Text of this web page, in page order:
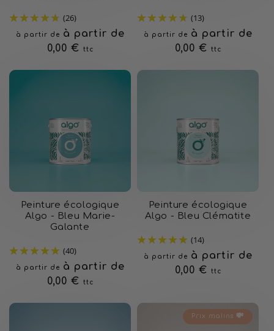
(26)
Prix
habituel
à partir de
à partir de
0,00 €
ttc
(13)
Prix
habituel
à partir de
à partir de
0,00 €
ttc
Peinture écologique
Algo - Bleu Marie-
Galante
(40)
Prix
habituel
à partir de
à partir de
0,00 €
ttc
Peinture écologique
Algo - Bleu Clématite
(14)
Prix
habituel
à partir de
à partir de
0,00 €
ttc
Prix malins 💸